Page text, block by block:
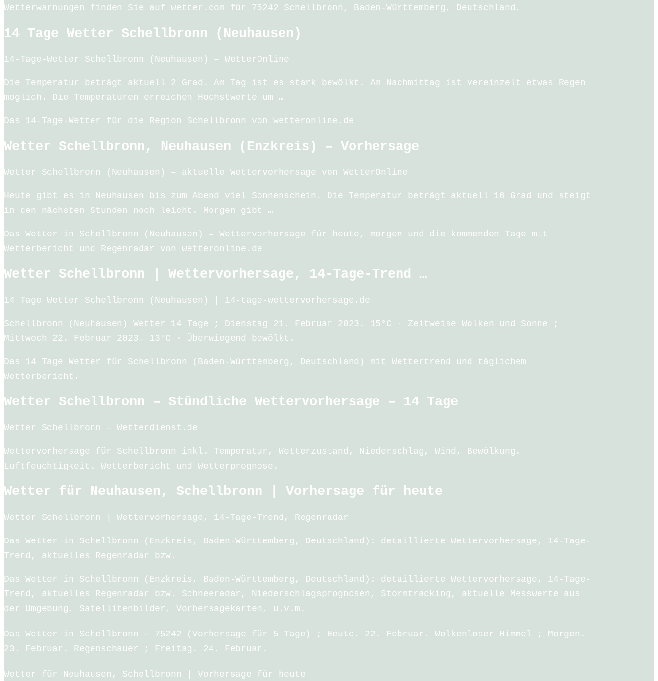
Wetterwarnungen finden Sie auf wetter.com für 75242 Schellbronn, Baden-Württemberg, Deutschland.
14 Tage Wetter Schellbronn (Neuhausen)
14-Tage-Wetter Schellbronn (Neuhausen) – WetterOnline
Die Temperatur beträgt aktuell 2 Grad. Am Tag ist es stark bewölkt. Am Nachmittag ist vereinzelt etwas Regen
möglich. Die Temperaturen erreichen Höchstwerte um …
Das 14-Tage-Wetter für die Region Schellbronn von wetteronline.de
Wetter Schellbronn, Neuhausen (Enzkreis) – Vorhersage
Wetter Schellbronn (Neuhausen) – aktuelle Wettervorhersage von WetterOnline
Heute gibt es in Neuhausen bis zum Abend viel Sonnenschein. Die Temperatur beträgt aktuell 16 Grad und steigt
in den nächsten Stunden noch leicht. Morgen gibt …
Das Wetter in Schellbronn (Neuhausen) – Wettervorhersage für heute, morgen und die kommenden Tage mit
Wetterbericht und Regenradar von wetteronline.de
Wetter Schellbronn | Wettervorhersage, 14-Tage-Trend …
14 Tage Wetter Schellbronn (Neuhausen) | 14-tage-wettervorhersage.de
Schellbronn (Neuhausen) Wetter 14 Tage ; Dienstag 21. Februar 2023. 15°C · Zeitweise Wolken und Sonne ;
Mittwoch 22. Februar 2023. 13°C · Überwiegend bewölkt.
Das 14 Tage Wetter für Schellbronn (Baden-Württemberg, Deutschland) mit Wettertrend und täglichem
Wetterbericht.
Wetter Schellbronn – Stündliche Wettervorhersage – 14 Tage
Wetter Schellbronn – Wetterdienst.de
Wettervorhersage für Schellbronn inkl. Temperatur, Wetterzustand, Niederschlag, Wind, Bewölkung.
Luftfeuchtigkeit. Wetterbericht und Wetterprognose.
Wetter für Neuhausen, Schellbronn | Vorhersage für heute
Wetter Schellbronn | Wettervorhersage, 14-Tage-Trend, Regenradar
Das Wetter in Schellbronn (Enzkreis, Baden-Württemberg, Deutschland): detaillierte Wettervorhersage, 14-Tage-
Trend, aktuelles Regenradar bzw.
Das Wetter in Schellbronn (Enzkreis, Baden-Württemberg, Deutschland): detaillierte Wettervorhersage, 14-Tage-
Trend, aktuelles Regenradar bzw. Schneeradar, Niederschlagsprognosen, Stormtracking, aktuelle Messwerte aus
der Umgebung, Satellitenbilder, Vorhersagekarten, u.v.m.
Das Wetter in Schellbronn – 75242 (Vorhersage für 5 Tage) ; Heute. 22. Februar. Wolkenloser Himmel ; Morgen.
23. Februar. Regenschauer ; Freitag. 24. Februar.
Wetter für Neuhausen, Schellbronn | Vorhersage für heute